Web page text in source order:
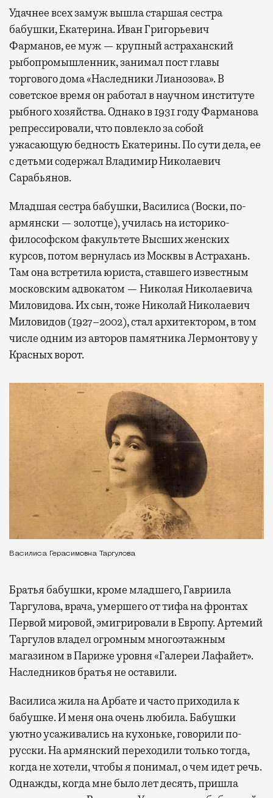
Удачнее всех замуж вышла старшая сестра
бабушки, Екатерина. Иван Григорьевич
Фарманов, ее муж — крупный астраханский
рыбопромышленник, занимал пост главы
торгового дома «Наследники Лианозова». В
советское время он работал в научном институте
рыбного хозяйства. Однако в 1931 году Фарманова
репрессировали, что повлекло за собой
ужасающую бедность Екатерины. По сути дела, ее
с детьми содержал Владимир Николаевич
Сарабьянов.
Младшая сестра бабушки, Василиса (Воски, по-
армянски — золотце), училась на историко-
философском факультете Высших женских
курсов, потом вернулась из Москвы в Астрахань.
Там она встретила юриста, ставшего известным
московским адвокатом — Николая Николаевича
Миловидова. Их сын, тоже Николай Николаевич
Миловидов (1927–2002), стал архитектором, в том
числе одним из авторов памятника Лермонтову у
Красных ворот.
Василиса Герасимовна Таргулова
Братья бабушки, кроме младшего, Гавриила
Таргулова, врача, умершего от тифа на фронтах
Первой мировой, эмигрировали в Европу. Артемий
Таргулов владел огромным многоэтажным
магазином в Париже уровня «Галереи Лафайет».
Наследников братья не оставили.
Василиса жила на Арбате и часто приходила к
бабушке. И меня она очень любила. Бабушки
уютно усаживались на кухоньке, говорили по-
русски. На армянский переходили только тогда,
когда не хотели, чтобы я понимал, о чем идет речь.
Однажды, когда мне было лет десять, пришла